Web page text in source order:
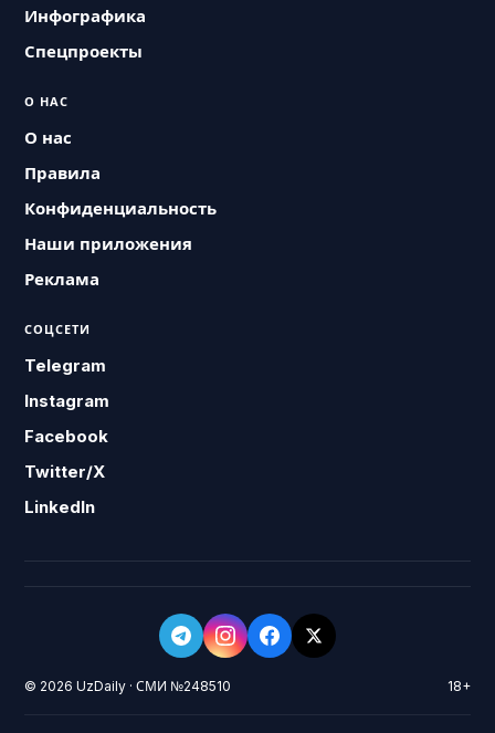
Инфографика
Спецпроекты
О НАС
О нас
Правила
Конфиденциальность
Наши приложения
Реклама
СОЦСЕТИ
Telegram
Instagram
Facebook
Twitter/X
LinkedIn
© 2026 UzDaily · СМИ №248510 18+